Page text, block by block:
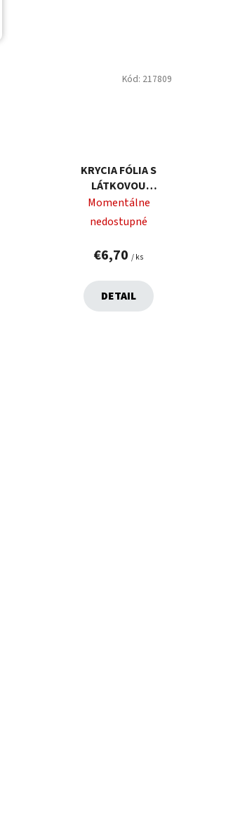
KRYCIA FÓLIA S
LÁTKOVOU
PÁSKOU 55CMX35M
Momentálne
nedostupné
€6,70/ ks
DETAIL
Kód: 217809